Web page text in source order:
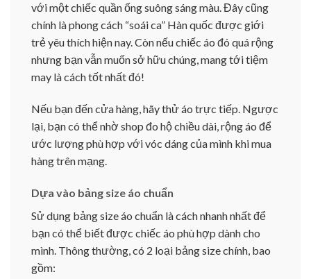
với một chiếc quần ống suông sáng màu. Đây cũng
chính là phong cách “soái ca” Hàn quốc được giới
trẻ yêu thích hiện nay. Còn nếu chiếc áo đó quá rộng
nhưng bạn vẫn muốn sở hữu chúng, mang tới tiệm
may là cách tốt nhất đó!
Nếu bạn đến cửa hàng, hãy thử áo trực tiếp. Ngược
lại, bạn có thể nhờ shop đo hộ chiều dài, rộng áo để
ước lượng phù hợp với vóc dáng của mình khi mua
hàng trên mạng.
Dựa vào bảng size áo chuẩn
Sử dụng bảng size áo chuẩn là cách nhanh nhất để
bạn có thể biết được chiếc áo phù hợp dành cho
mình. Thông thường, có 2 loại bảng size chính, bao
gồm: